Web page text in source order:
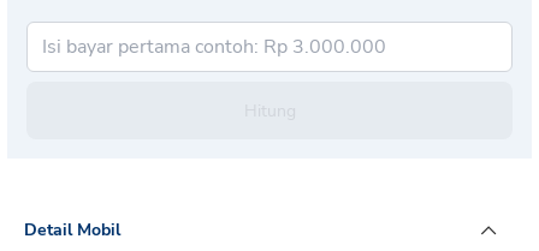
Detail Mobil